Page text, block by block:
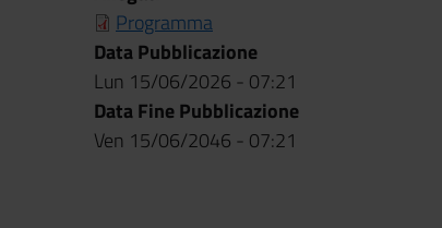
Programma
Data Pubblicazione
Lun 15/06/2026 - 07:21
Data Fine Pubblicazione
Ven 15/06/2046 - 07:21